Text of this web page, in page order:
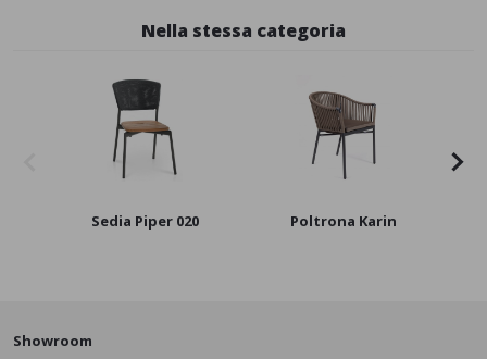
Nella stessa categoria
Sedia Piper 020 Poltrona Karin
Showroom